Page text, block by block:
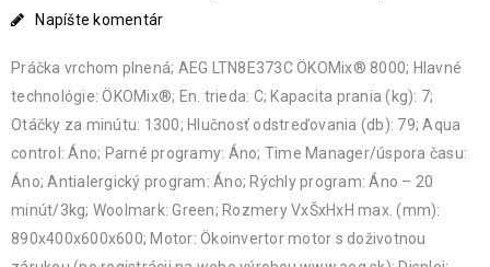
Napíšte komentár
Práčka vrchom plnená; AEG LTN8E373C ÖKOMix® 8000; Hlavné
technológie: ÖKOMix®; En. trieda: C; Kapacita prania (kg): 7;
Otáčky za minútu: 1300; Hlučnosť odstreďovania (db): 79; Aqua
control: Áno; Parné programy: Áno; Time Manager/úspora času:
Áno; Antialergický program: Áno; Rýchly program: Áno – 20
minút/3kg; Woolmark: Green; Rozmery VxŠxHxH max. (mm):
890x400x600x600; Motor: Ökoinvertor motor s doživotnou